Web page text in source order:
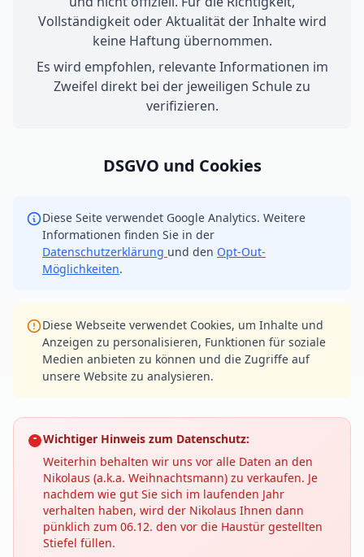
Vollständigkeit oder Aktualität der Inhalte wird
keine Haftung übernommen.
Es wird empfohlen, relevante Informationen im
Zweifel direkt bei der jeweiligen Schule zu
verifizieren.
DSGVO und Cookies
Diese Seite verwendet Google Analytics. Weitere
Informationen finden Sie in der
Datenschutzerklärung und den Opt-Out-
Möglichkeiten.
Diese Webseite verwendet Cookies, um Inhalte und
Anzeigen zu personalisieren, Funktionen für soziale
Medien anbieten zu können und die Zugriffe auf
unsere Website zu analysieren.
Wichtiger Hinweis zum Datenschutz:
Weiterhin behalten wir uns vor alle Daten an den
Nikolaus (a.k.a. Weihnachtsmann) zu verkaufen. Je
nachdem wie gut Sie sich im laufenden Jahr
verhalten haben, wird der Nikolaus Ihnen dann
pünklich zum 06.12. den vor die Haustür gestellten
Stiefel füllen.